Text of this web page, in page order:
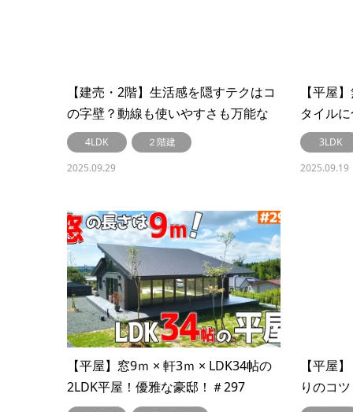
【建売・2階】生活感を隠すテクはコ
の字壁？動線も使いやすさも万能な
間取り＃302
4LDK
２階建
2025.09.29
【平屋
タイル
#3013LDK
2025.09.19
【平屋】窓9ｍ × 軒3ｍ × LDK34帖の
2LDK平屋！優雅な豪邸！＃297
【平屋
りのコ
に！＃